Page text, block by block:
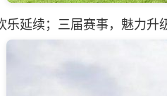
延续；三届赛事，魅力升